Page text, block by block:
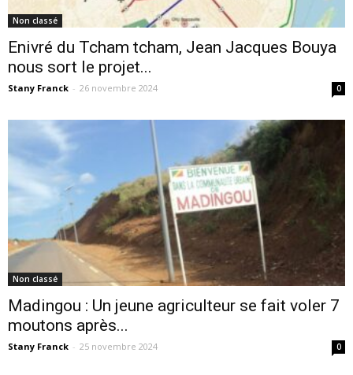
Non classé
Enivré du Tcham tcham, Jean Jacques Bouya
nous sort le projet...
Stany Franck - 26 novembre 2024 0
Non classé
Madingou : Un jeune agriculteur se fait voler 7
moutons après...
Stany Franck - 25 novembre 2024 0